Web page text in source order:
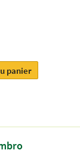
panier